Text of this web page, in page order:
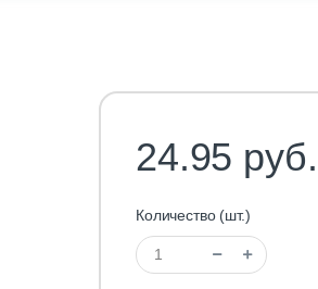
24.95 руб.
Количество (шт.)